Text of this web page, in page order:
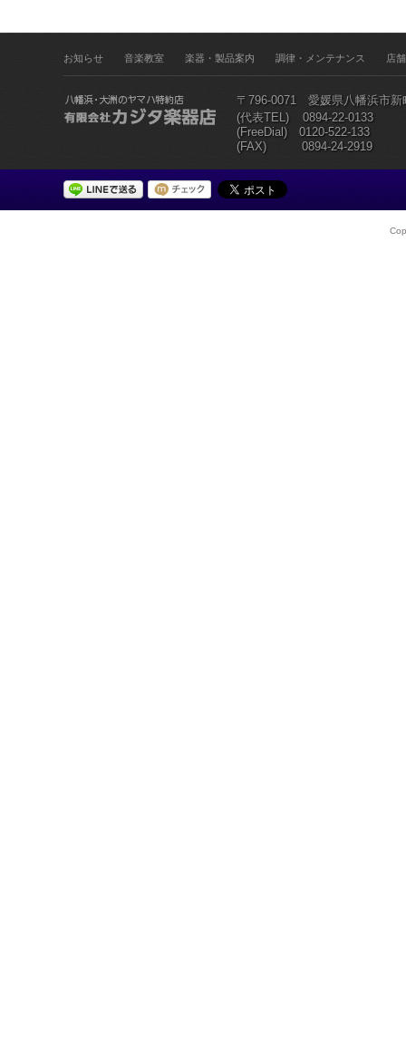
お知らせ 音楽教室 楽器・製品案内 調律・メンテナンス 店
〒796-0071 愛媛県八幡浜市新
(代表TEL)
0894-22-0133
(FreeDial) 0120-522-133
(FAX) 0894-24-2919